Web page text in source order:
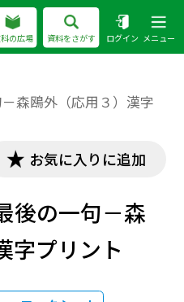
の広場 資料をさがす ログイン メニュー
森鴎外（応用３）漢字
お気に入りに追加
後の一句－森
字プリント